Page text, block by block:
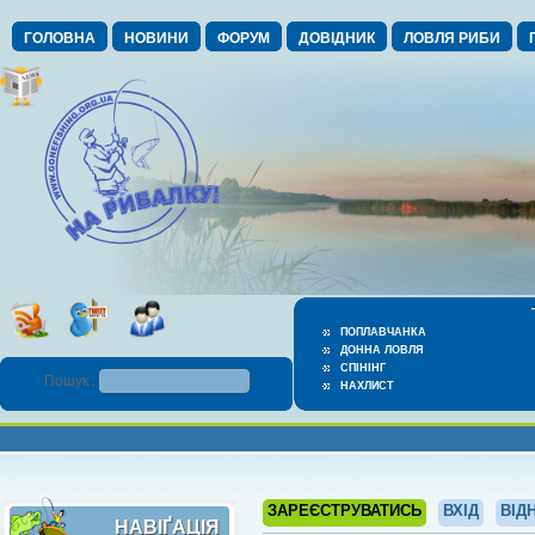
ГОЛОВНА НОВИНИ ФОРУМ ДОВІДНИК ЛОВЛЯ РИБИ
ПОПЛАВЧАНКА
ДОННА ЛОВЛЯ
СПІНІНГ
НАХЛИСТ
Пошук :
НАВІҐАЦІЯ
ЗАРЕЄСТРУВАТИСЬ ВХІД